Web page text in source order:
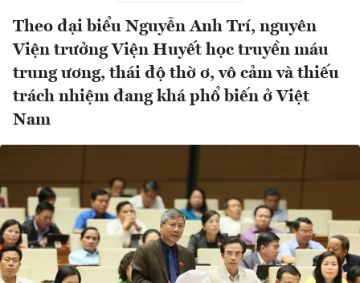
Theo đại biểu Nguyễn Anh Trí, nguyên
Viện trưởng Viện Huyết học truyền máu
trung ương, thái độ thờ ơ, vô cảm và thiếu
trách nhiệm đang khá phổ biến ở Việt
Nam